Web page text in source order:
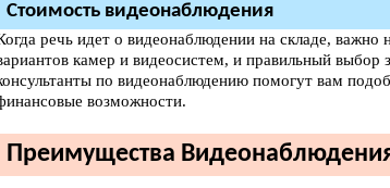
Стоимость видеонаблюдения
речь идет о видеонаблюдении на складе,
камер и видеосистем, и правильный
по видеонаблюдению помогут вам
возможности.
Преимущества